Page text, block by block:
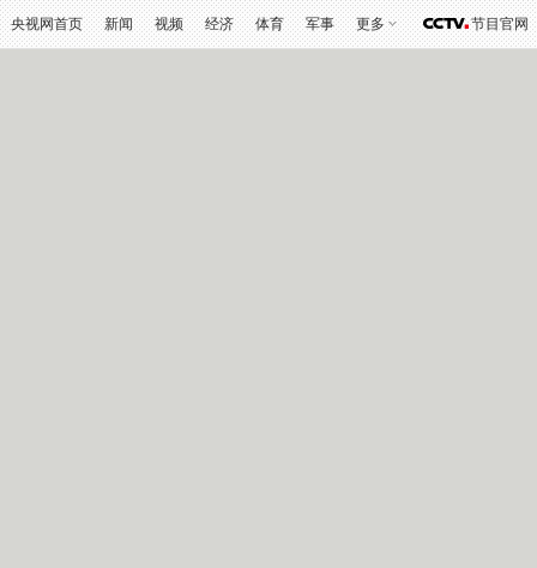
央视网首页 新闻 视频 经济 体育 军事 更多 节目官网